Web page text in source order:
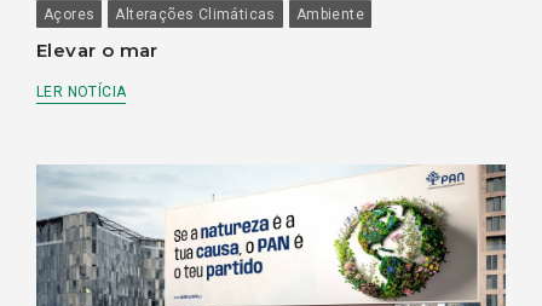
Açores Alterações Climáticas Ambiente
Elevar o mar
LER NOTÍCIA